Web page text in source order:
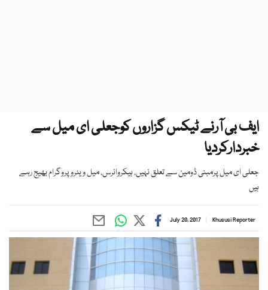
ایف بی آرنے ٹیکس گزاروں کوجعلی ای میل سے
خبردارکردیا
جعلی ای میل پرمبنی ڈومین سے تعلق نہیں، ہیکروائرس، میل ویئروپروگرام بھیج رہے
ہیں
Khususi Reporter
July 20, 2017